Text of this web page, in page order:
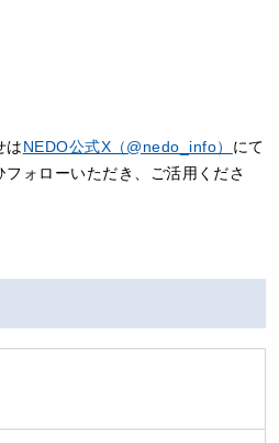
はNEDO公式X（@nedo_info） にて
ォローいただき、ご活用くださ